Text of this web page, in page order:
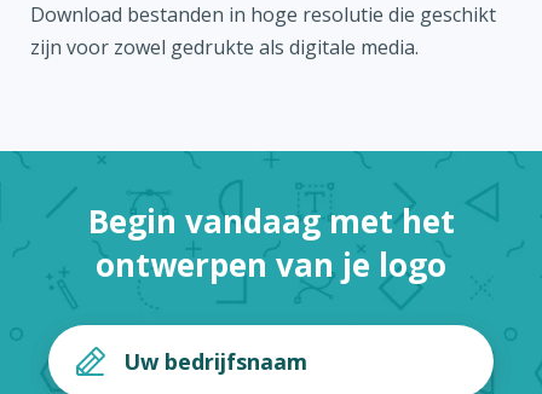
Download bestanden in hoge resolutie die geschikt
zijn voor zowel gedrukte als digitale media.
Begin vandaag met het
ontwerpen van je logo